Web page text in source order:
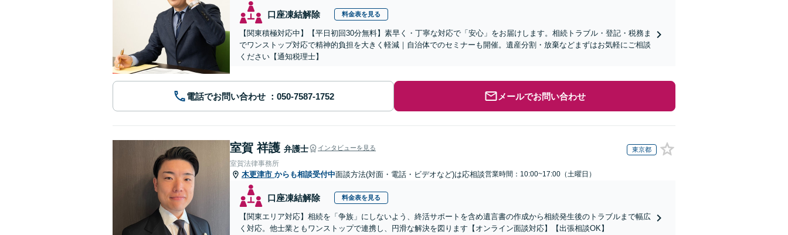
口座凍結解除 料金表を見る
【関東積極対応中】【平日初回30分無料】素早く・丁寧な対応で「安心」をお届けします。相続トラブル・登記・税務ま
でワンストップ対応で精神的負担を大きく軽減｜自治体でのセミナーも開催。遺産分割・放棄などまずはお気軽にご相談
ください【通知税理士】
電話でお問い合わせ メールでお問い合わせ
室賀 祥護 弁護士 インタビューを見る 東京都
室賀法律事務所
木更津市 からも相談受付中面談方法(対面・電話・ビデオなど)は応相談営業時間：10:00~17:00（土曜日）
口座凍結解除 料金表を見る
【関東エリア対応】相続を「争族」にしないよう、終活サポートを含め遺言書の作成から相続発生後のトラブルまで幅広
く対応。他士業ともワンストップで連携し、円滑な解決を図ります【オンライン面談対応】【出張相談OK】